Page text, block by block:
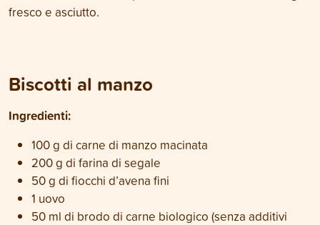
fresco e asciutto.
Biscotti al manzo
Ingredienti:
100 g di carne di manzo macinata
200 g di farina di segale
50 g di fiocchi d’avena fini
1 uovo
50 ml di brodo di carne biologico (senza additivi